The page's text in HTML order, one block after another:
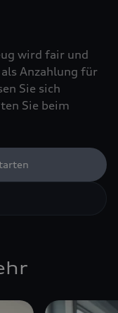
wird fair und
Anzahlung für
Sie sich
Sie beim